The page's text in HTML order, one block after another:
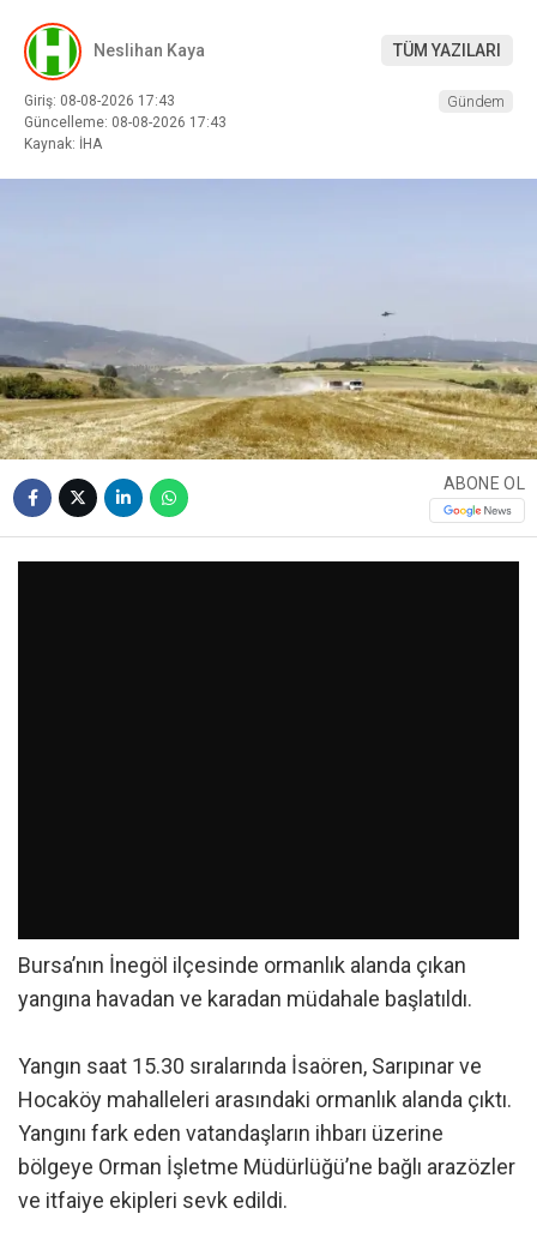
Neslihan Kaya TÜM YAZILARI
Giriş: 08-08-2026 17:43
Güncelleme: 08-08-2026 17:43
Kaynak: İHA
Gündem
ABONE OL
Bursa’nın İnegöl ilçesinde ormanlık alanda çıkan
yangına havadan ve karadan müdahale başlatıldı.
Yangın saat 15.30 sıralarında İsaören, Sarıpınar ve
Hocaköy mahalleleri arasındaki ormanlık alanda çıktı.
Yangını fark eden vatandaşların ihbarı üzerine
bölgeye Orman İşletme Müdürlüğü’ne bağlı arazözler
ve itfaiye ekipleri sevk edildi.